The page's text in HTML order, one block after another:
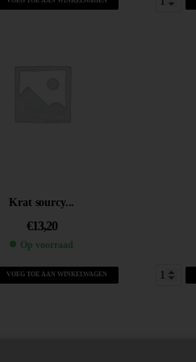
Krat sourcy...
€13,20
Op voorraad
VOEG TOE AAN WINKELWAGEN